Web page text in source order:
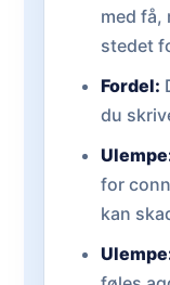
med få,
stedet
Fordel:
du
for
kan